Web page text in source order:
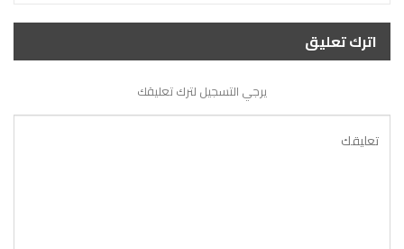
اترك تعليق
يرجي التسجيل لترك تعليقك